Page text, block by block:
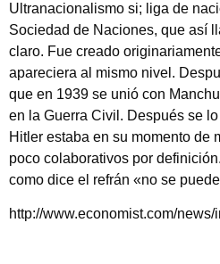
Ultranacionalismo si; liga de
Sociedad de Naciones, que así
claro. Fue creado
apareciera al mismo nivel.
que en 1939 se unió con
en la Guerra Civil. Después se
Hitler estaba en su momento de
poco colaborativos por
como dice el refrán «no se
http://www.economist.com/